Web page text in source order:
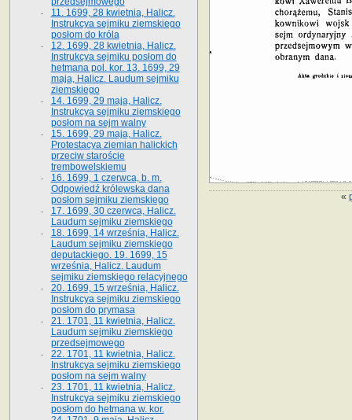
«
11. 1699, 28 kwietnia, Halicz.
Instrukcya sejmiku ziemskiego
posłom do króla
12. 1699, 28 kwietnia, Halicz.
Instrukcya sejmiku posłom do
hetmana pol. kor. 13. 1699, 29
maja, Halicz. Laudum sejmiku
ziemskiego
14. 1699, 29 maja, Halicz.
Instrukcya sejmiku ziemskiego
posłom na sejm walny
15. 1699, 29 maja, Halicz.
Protestacya ziemian halickich
przeciw staroście
trembowelskiemu
16. 1699, 1 czerwca, b. m.
Odpowiedź królewska dana
posłom sejmiku ziemskiego
17. 1699, 30 czerwca, Halicz.
Laudum sejmiku ziemskiego
18. 1699, 14 września, Halicz.
Laudum sejmiku ziemskiego
deputackiego. 19. 1699, 15
września, Halicz. Laudum
sejmiku ziemskiego relacyjnego
20. 1699, 15 września, Halicz.
Instrukcya sejmiku ziemskiego
posłom do prymasa
21. 1701, 11 kwietnia, Halicz.
Laudum sejmiku ziemskiego
przedsejmowego
22. 1701, 11 kwietnia, Halicz.
Instrukcya sejmiku ziemskiego
posłom na sejm walny
23. 1701, 11 kwietnia, Halicz.
Instrukcya sejmiku ziemskiego
posłom do hetmana w. kor.